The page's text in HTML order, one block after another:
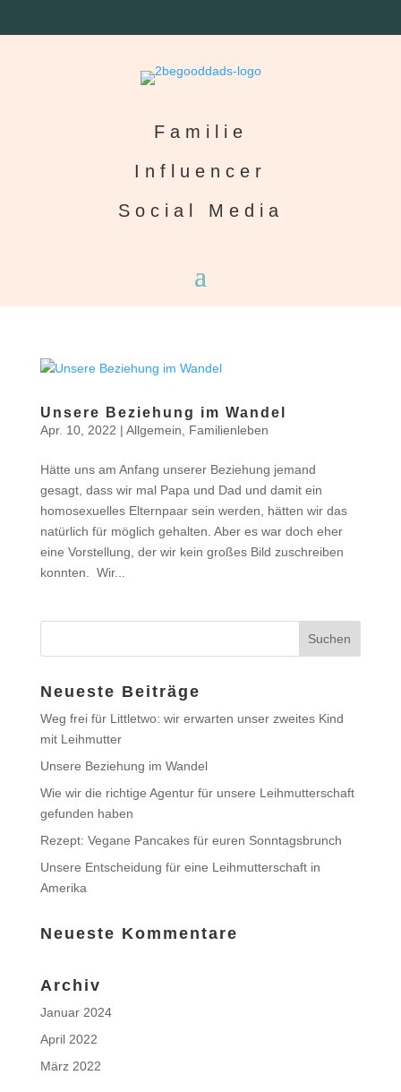
Familie
Influencer
Social Media
Unsere Beziehung im Wandel
Apr. 10, 2022 | Allgemein Familienleben
Hätte uns am Anfang unserer Beziehung jemand
gesagt, dass wir mal Papa und Dad und damit ein
homosexuelles Elternpaar sein werden, hätten wir das
natürlich für möglich gehalten. Aber es war doch eher
eine Vorstellung, der wir kein großes Bild zuschreiben
konnten. Wir...
Neueste Beiträge
Weg frei für Littletwo: wir erwarten unser zweites Kind
mit Leihmutter
Unsere Beziehung im Wandel
Wie wir die richtige Agentur für unsere Leihmutterschaft
gefunden haben
Rezept: Vegane Pancakes für euren Sonntagsbrunch
Unsere Entscheidung für eine Leihmutterschaft in
Amerika
Neueste Kommentare
Archiv
Januar 2024
April 2022
März 2022